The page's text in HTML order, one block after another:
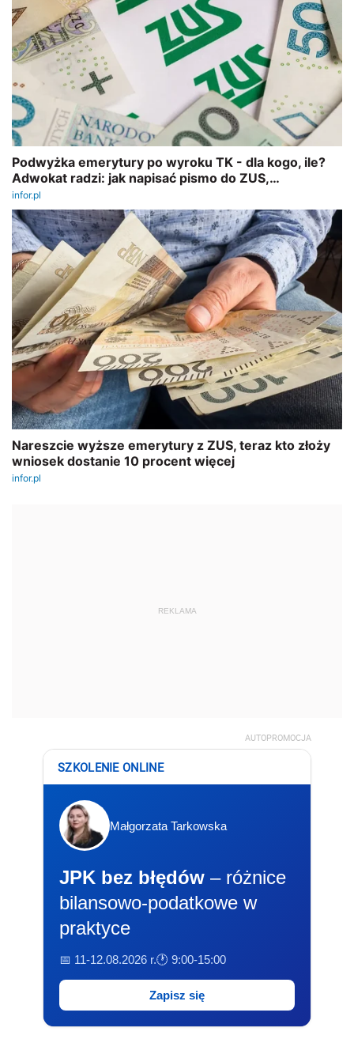
REKLAMA
AUTOPROMOCJA
SZKOLENIE ONLINE
Małgorzata Tarkowska
JPK bez błędów – różnice
bilansowo-podatkowe w
praktyce
📅 11-12.08.2026 r.🕐 9:00-15:00
Zapisz się